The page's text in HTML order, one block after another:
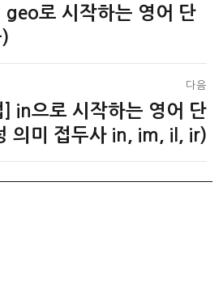
geo로 시작하는 영어 단
다음
] in으로 시작하는 영어 단
의미 접두사 in, im, il, ir)